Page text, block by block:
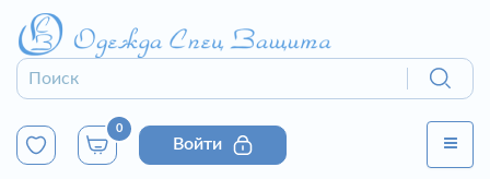
0
Войти